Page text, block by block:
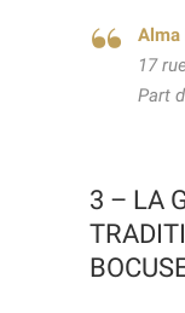
Alma
17
Part
3 – LA